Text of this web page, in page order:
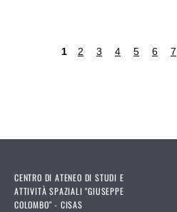
1 2 3 4 5 6 7
CENTRO DI ATENEO DI STUDI E
ATTIVITÀ SPAZIALI "GIUSEPPE
COLOMBO" - CISAS